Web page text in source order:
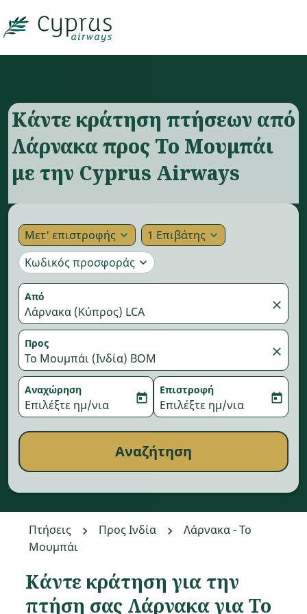

Κάντε κράτηση πτήσεων από
Λάρνακα προς Το Μουμπάι
με την Cyprus Airways
Μετ' επιστροφής expand_more 1 Επιβάτης expand_more
Κωδικός προσφοράς expand_more
Από
Λάρνακα (Κύπρος) LCA close
Προς
Το Μουμπάι (Ινδία) BOM close
Αναχώρηση
fc-booking-departure-date-aria-label
Επιλέξτε ημ/νια today
Επιστροφή
fc-booking-return-date-
Επιλέξτε ημ/νια today
Αναζήτηση
Πτήσεις Προς Ινδία
Λάρνακα - Το
Μουμπάι
Κάντε κράτηση για την
πτήση σας Λάρνακα για Το
Δοκιμάστε να ενημερώσετε τη διαδρομή σας (προέλευση